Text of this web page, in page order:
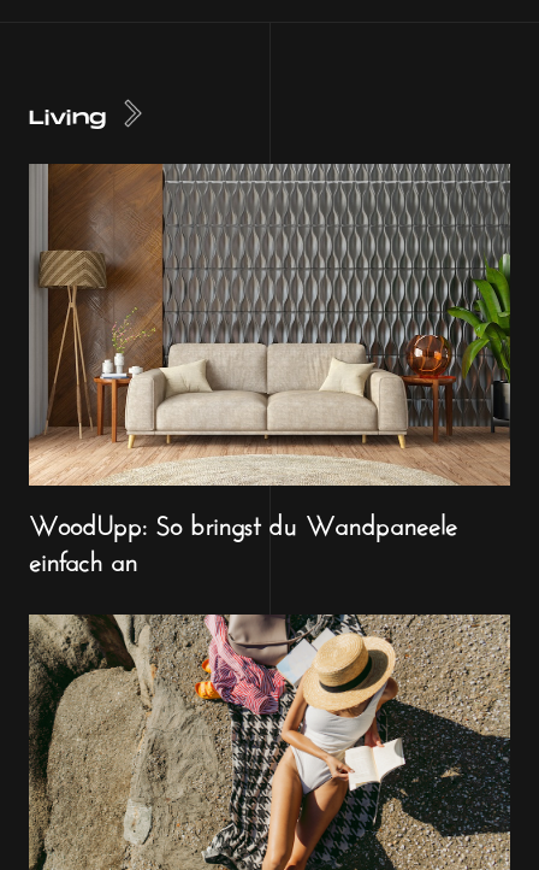
Living
WoodUpp: So bringst du Wandpaneele
einfach an